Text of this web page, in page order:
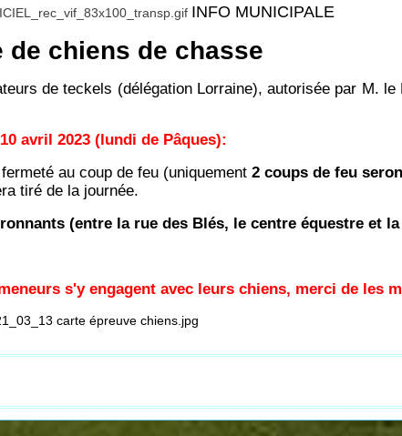
INFO MUNICIPALE
de chiens de chasse
de teckels (délégation Lorraine), autorisée par M. le
avril 2023 (lundi de Pâques):
au coup de feu (uniquement 2 coups de feu
tiré de la journée.
(entre la rue des Blés, le centre équestre et
s'y engagent avec leurs chiens, merci de les